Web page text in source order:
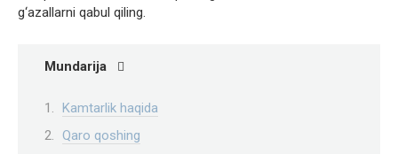
g‘azallarni qabul qiling.
Mundarija
Kamtarlik haqida
Qaro qoshing